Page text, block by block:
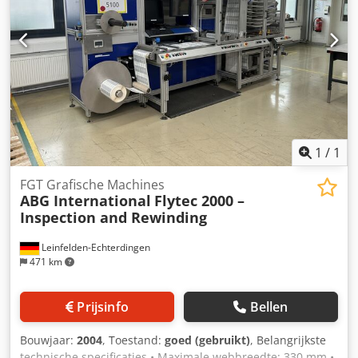
1 / 1
Leinfelden-Echterdingen
471 km
FGT Grafische Machines
ABG International Flytec 2000 –
Inspection and Rewinding
Prijsinfo Bellen
Bouwjaar: 2004, Toestand: goed (gebruikt), Belangrijkste